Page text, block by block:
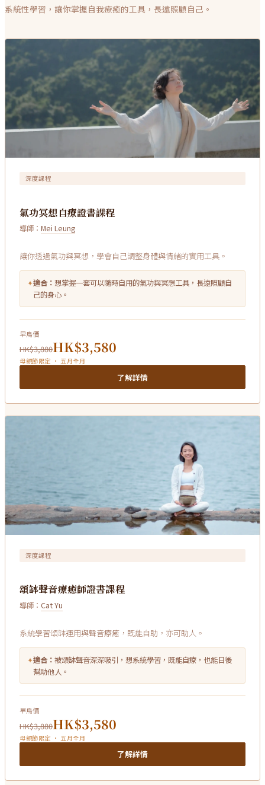
系統性學習，讓你掌握自我療癒的工具，長遠照顧自己。
深度課程
氣功冥想自療證書課程
導師： Mei Leung
讓你透過氣功與冥想，學會自己調整身體與情緒的實用工具。
✦適合： 想掌握一套可以隨時自用的氣功與冥想工具，長遠照顧自
己的身心。
早鳥價
HK$3,880HK$3,580
母親節限定 · 五月全月
了解詳情
深度課程
頌缽聲音療癒師證書課程
導師： Cat Yu
系統學習頌缽運用與聲音療癒，既能自助，亦可助人。
✦適合： 被頌缽聲音深深吸引，想系統學習，既能自療，也能日後
幫助他人。
早鳥價
HK$3,880HK$3,580
母親節限定 · 五月全月
了解詳情